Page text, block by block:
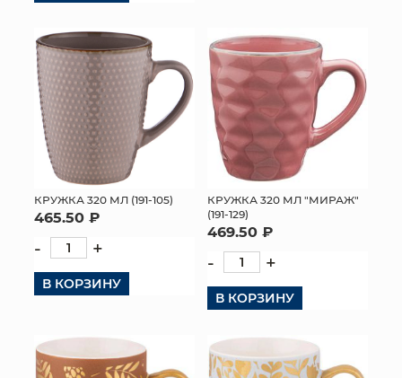
ИСКУССТВЕННЫЕ ЦВЕТЫ
ПАКЕТЫ И СУМКИ
ПОДАРОЧНЫЕ КАРТЫ
ТОРГОВЫЙ ЦЕНТР
ОПТОВЫМ КЛИЕНТАМ
ДОСТАВКА И ОПЛАТА
КОНТАКТЫ
КРУЖКА 320 МЛ (191-105)
465.50 ₽
- +
В КОРЗИНУ
КРУЖКА 320 МЛ "МИРАЖ"
(191-129)
469.50 ₽
- +
В КОРЗИНУ